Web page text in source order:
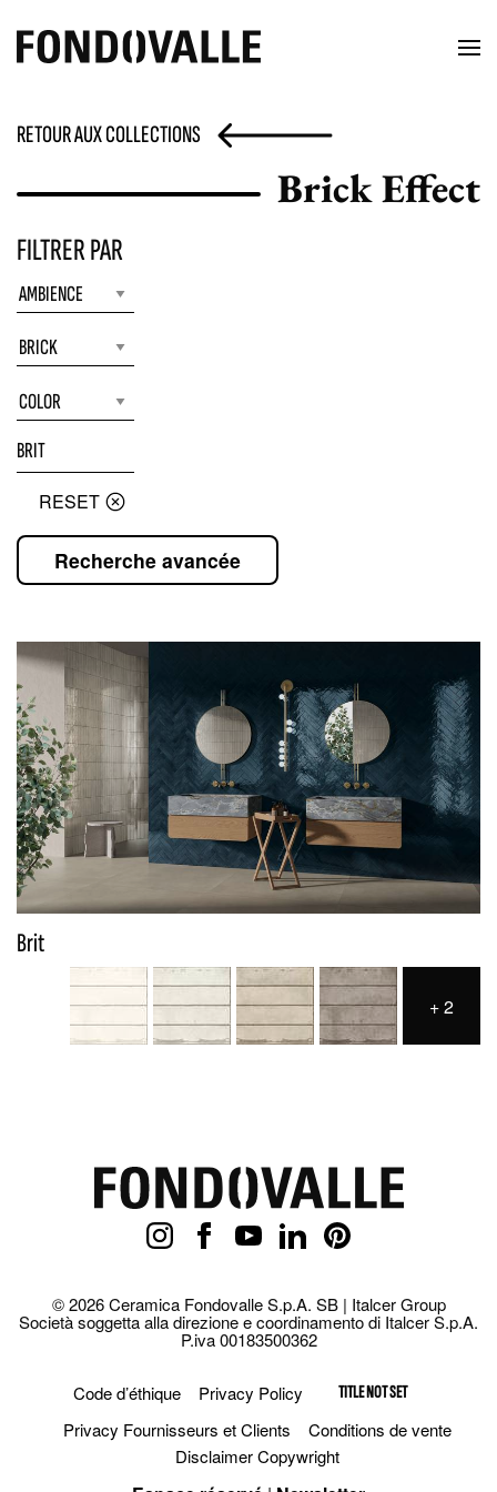
RETOUR AUX COLLECTIONS
Brick Effect
FILTRER PAR
BRIT
RESET
Recherche avancée
Brit
+2
© 2026 Ceramica Fondovalle S.p.A. SB | Italcer Group
Società soggetta alla direzione e coordinamento di Italcer S.p.A.
P.iva 00183500362
Code d’éthique Privacy Policy TITLE NOT SET
Privacy Fournisseurs et Clients
Conditions de vente
Disclaimer Copywright